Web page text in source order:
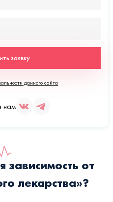
заявку
данного сайта
нам
зависимость от
лекарства»?